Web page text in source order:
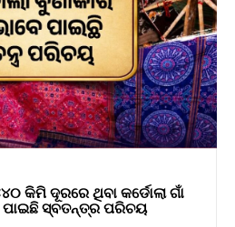
କିମି ଦୂରରେ ଥିବା କର୍ଡୋଲା ଗାଁ
ପାଇଛି ସ୍ବତନ୍ତ୍ର ପରିଚୟ